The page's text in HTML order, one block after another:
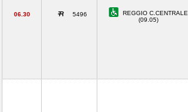
06.30 5496
REGGIO C.CENTRALE
(09.05)